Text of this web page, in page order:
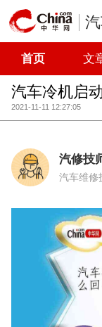
首页 文
汽车冷机启
2021-11-11 12:27:05
汽修技
汽车维修